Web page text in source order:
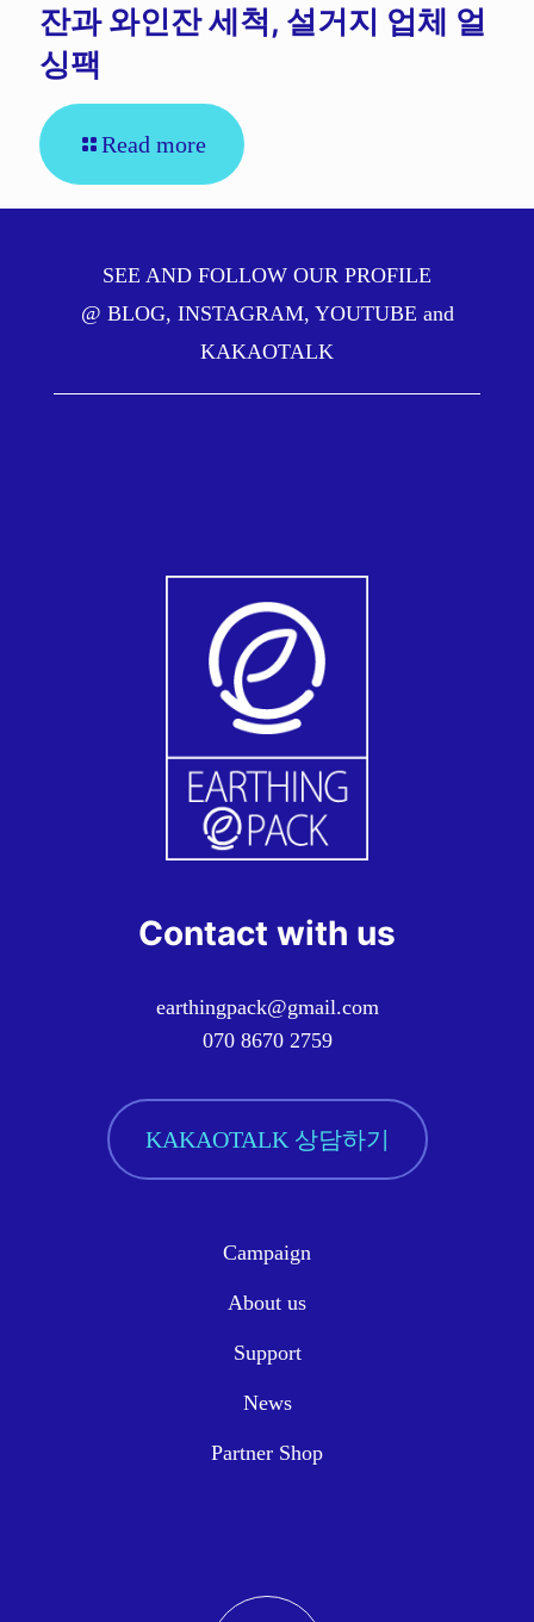
잔과 와인잔 세척, 설거지 업체 얼
싱팩
Read more
SEE AND FOLLOW OUR PROFILE
@ BLOG, INSTAGRAM, YOUTUBE and
KAKAOTALK
Contact with us
earthingpack@gmail.com
070 8670 2759
KAKAOTALK 상담하기
Campaign
About us
Support
News
Partner Shop